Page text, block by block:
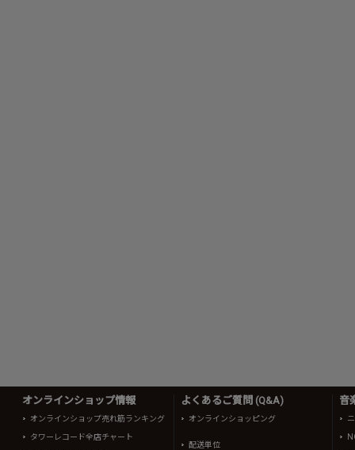
オンラインショップ情報
オンラインショップ売れ筋ランキング
タワーレコード全店チャート
よくあるご質問 (Q&A)
オンラインショッピング
配送単位
音